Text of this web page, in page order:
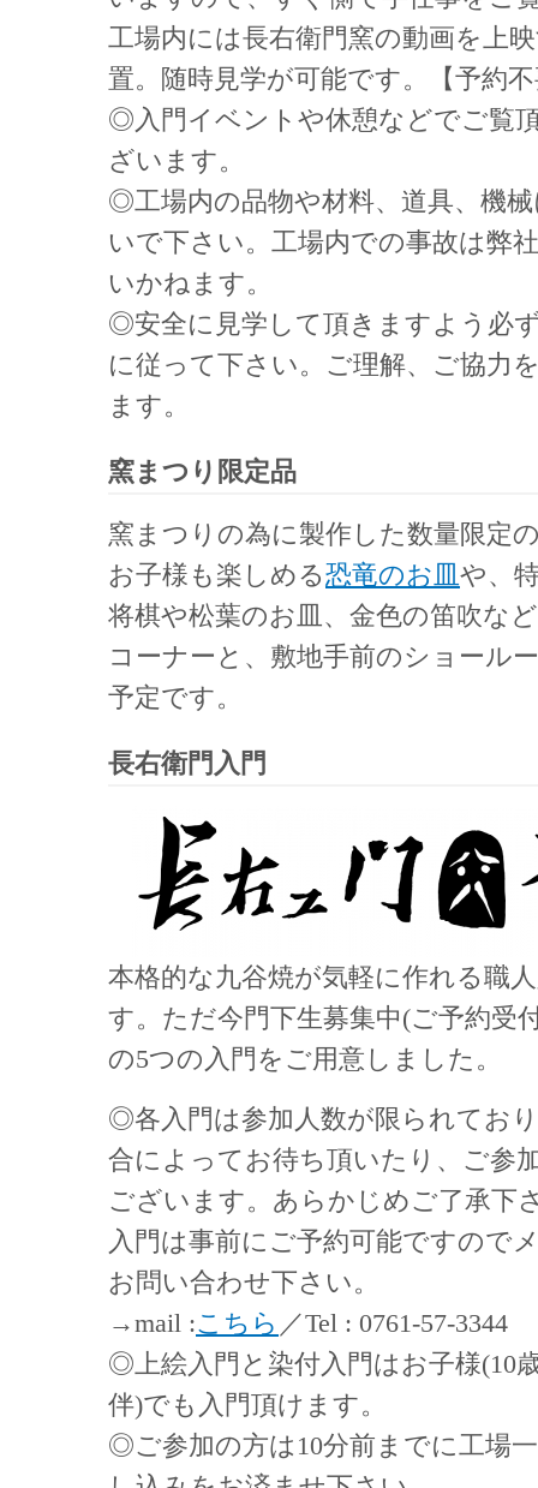
工場内には長右衛門窯の動画を上
置。随時見学が可能です。【予約
◎入門イベントや休憩などでご覧
ざいます。
◎工場内の品物や材料、道具、機
いで下さい。工場内での事故は弊
いかねます。
◎安全に見学して頂きますよう必
に従って下さい。ご理解、ご協力
ます。
窯まつり限定品
窯まつりの為に製作した数量限定
お子様も楽しめる恐竜のお皿や、
将棋や松葉のお皿、金色の笛吹な
コーナーと、敷地手前のショール
予定です。
長右衛門入門
本格的な九谷焼が気軽に作れる職
す。ただ今門下生募集中(ご予約受
の5つの入門をご用意しました。
◎各入門は参加人数が限られてお
合によってお待ち頂いたり、ご参
ございます。あらかじめご了承下
入門は事前にご予約可能ですので
お問い合わせ下さい。
→mail :こちら ／Tel : 0761-57-3344
◎上絵入門と染付入門はお子様(10
伴)でも入門頂けます。
◎ご参加の方は10分前までに工場